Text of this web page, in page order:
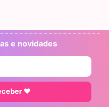
e novidades
♥